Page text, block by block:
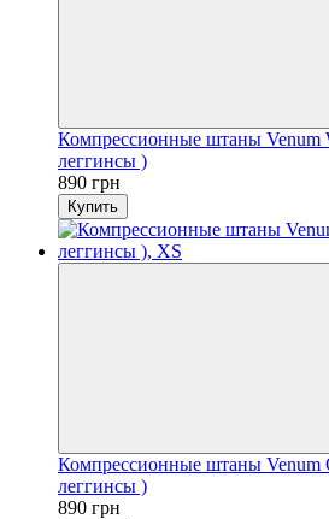
Компрессионные штаны Venum
леггинсы )
890 грн
Купить
Компрессионные штаны Venum
леггинсы )
890 грн